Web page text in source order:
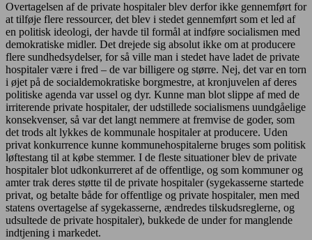
Overtagelsen af de private hospitaler blev derfor ikke gennemført for
at tilføje flere ressourcer, det blev i stedet gennemført som et led af
en politisk ideologi, der havde til formål at indføre socialismen med
demokratiske midler. Det drejede sig absolut ikke om at producere
flere sundhedsydelser, for så ville man i stedet have ladet de private
hospitaler være i fred – de var billigere og større. Nej, det var en torn
i øjet på de socialdemokratiske borgmestre, at kronjuvelen af deres
politiske agenda var ussel og dyr. Kunne man blot slippe af med de
irriterende private hospitaler, der udstillede socialismens uundgåelige
konsekvenser, så var det langt nemmere at fremvise de goder, som
det trods alt lykkes de kommunale hospitaler at producere. Uden
privat konkurrence kunne kommunehospitalerne bruges som politisk
løftestang til at købe stemmer. I de fleste situationer blev de private
hospitaler blot udkonkurreret af de offentlige, og som kommuner og
amter trak deres støtte til de private hospitaler (sygekasserne startede
privat, og betalte både for offentlige og private hospitaler, men med
statens overtagelse af sygekasserne, ændredes tilskudsreglerne, og
udsultede de private hospitaler), bukkede de under for manglende
indtjening i markedet.